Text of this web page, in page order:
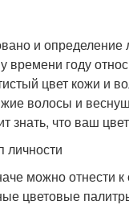
и
времени году
цвет кожи и
волосы и
знать, что ваш
личности
можно отнести
цветовые